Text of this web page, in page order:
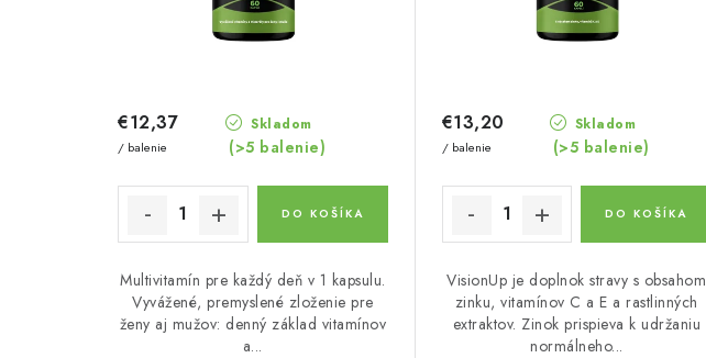
Skladom
(>5 balenie)
€12,37
/ balenie
DO KOŠÍKA
Multivitamín pre každý deň v 1 kapsulu.
Vyvážené, premyslené zloženie pre
ženy aj mužov: denný základ vitamínov
a...
Skladom
(>5 balenie)
€13,20
/ balenie
DO KOŠÍKA
VisionUp je doplnok stravy s obsahom
zinku, vitamínov C a E a rastlinných
extraktov. Zinok prispieva k udržaniu
normálneho...